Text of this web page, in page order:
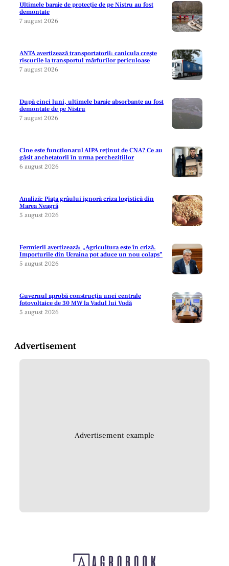
Ultimele baraje de protecție de pe Nistru au fost
demontate
7 august 2026
ANTA avertizează transportatorii: canicula crește
riscurile la transportul mărfurilor periculoase
7 august 2026
După cinci luni, ultimele baraje absorbante au fost
demontate de pe Nistru
7 august 2026
Cine este funcționarul AIPA reținut de CNA? Ce au
găsit anchetatorii în urma perchezițiilor
6 august 2026
Analiză: Piața grâului ignoră criza logistică din
Marea Neagră
5 august 2026
Fermierii avertizează: „Agricultura este în criză.
Importurile din Ucraina pot aduce un nou colaps”
5 august 2026
Guvernul aprobă construcția unei centrale
fotovoltaice de 30 MW la Vadul lui Vodă
5 august 2026
Advertisement
Advertisement example